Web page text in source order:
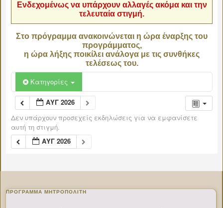
Ενδεχομένως να υπάρχουν αλλαγές ακόμα και την
τελευταία στιγμή.
Στο πρόγραμμα ανακοινώνεται η ώρα έναρξης του
προγράμματος,
η ώρα λήξης ποικίλει ανάλογα με τις συνθήκες
τελέσεως του.
Κατηγορίες
ΑΥΓ 2026
Δεν υπάρχουν προσεχείς εκδηλώσεις για να εμφανίσετε
αυτή τη στιγμή.
ΑΥΓ 2026
ΠΡΌΓΡΑΜΜΑ ΜΗΤΡΟΠΟΛΊΤΗ